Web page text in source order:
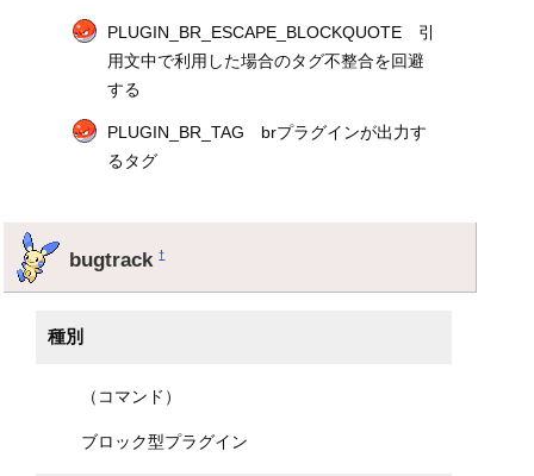
PLUGIN_BR_ESCAPE_BLOCKQUOTE 引
用文中で利用した場合のタグ不整合を回避
する
PLUGIN_BR_TAG brプラグインが出力す
るタグ
bugtrack†
種別
（コマンド）
ブロック型プラグイン